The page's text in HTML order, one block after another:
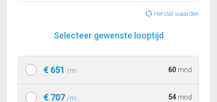
Herstel waarden
Selecteer gewenste looptijd
€ 651 /m 60 mnd
€ 707/m 54 mnd